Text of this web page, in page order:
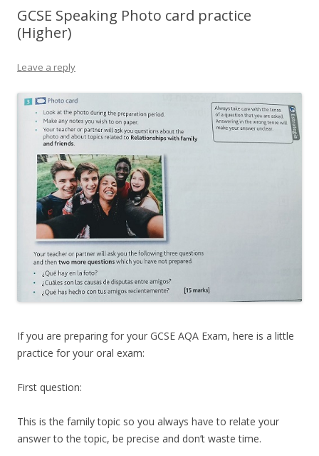
GCSE Speaking Photo card practice
(Higher)
Leave a reply
If you are preparing for your GCSE AQA Exam, here is a little
practice for your oral exam:
First question:
This is the family topic so you always have to relate your
answer to the topic, be precise and don’t waste time.